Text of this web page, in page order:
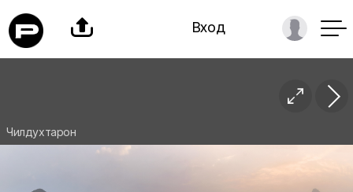
 Вход

Чилдухтарон